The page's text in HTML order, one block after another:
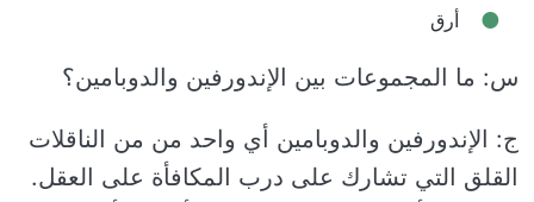
أرق
س: ما المجموعات بين الإندورفين والدوبامين؟
ج: الإندورفين والدوبامين أي واحد من من الناقلات
القلق التي تشارك على درب المكافأة على العقل.